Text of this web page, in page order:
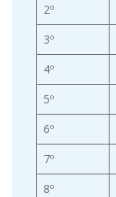
2º
3º
4º
5º
6º
7º
8º